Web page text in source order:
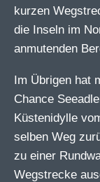
kurzen
die Inseln im
anmutenden
Im Übrigen hat
Chance
Küstenidylle
selben Weg
zu einer
Wegstrecke